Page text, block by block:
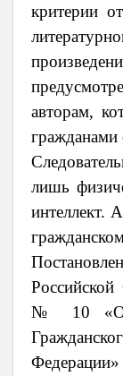
критерии
авторам,
гражданами
лишь
интеллект.
№ 10 «О